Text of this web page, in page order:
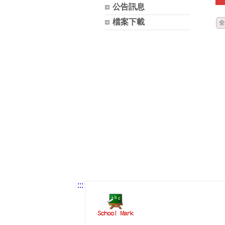
公告訊息
檔案下載
:::